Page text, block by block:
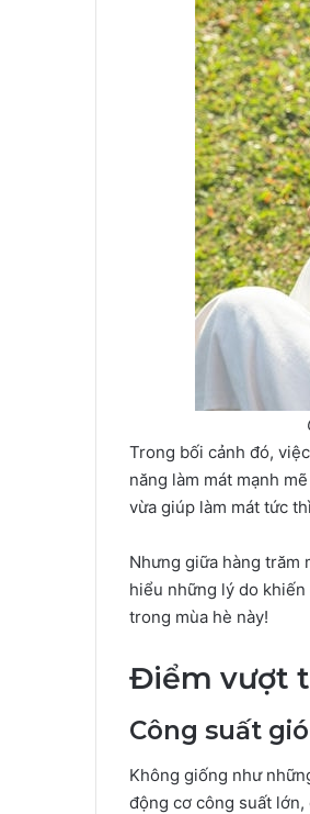
Trong bối cảnh đó,
năng làm mát mạnh
vừa giúp làm mát tức
Nhưng giữa hàng trăm
hiểu những lý do khiến
trong mùa hè này!
Điểm vượt
Công suất
Không giống như
động cơ công suất